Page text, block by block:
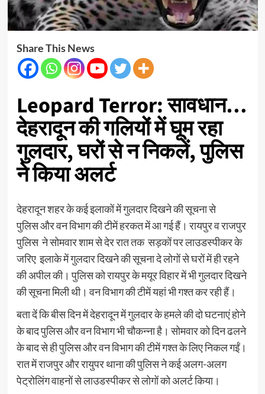
Share This News
Leopard Terror: सावधान…
देहरादून की गलियों में घूम रहा
गुलदार, घरों से न निकलें, पुलिस
ने किया अलर्ट
देहरादून शहर के कई इलाकों में गुलदार दिखने की सूचना से
पुलिस और वन विभाग की टीमें हरकत में आ गई हैं। रायपुर व राजपुर
पुलिस ने सोमवार शाम से देर रात तक सड़कों पर लाउडस्पीकर के
जरिए इलाके में गुलदार दिखने की सूचना दे लोगों से घरों में ही रहने
की अपील की। पुलिस को रायपुर के मयूर विहार में भी गुलदार दिखने
की सूचना मिली थी। वन विभाग की टीमें यहां भी गश्त कर रही हैं।
बता दें कि बीस दिन में देहरादून में गुलदार के हमले की दो घटनाएं होने
के बाद पुलिस और वन विभाग भी चौकन्ना है। सोमवार को दिन ढलने
के बाद से ही पुलिस और वन विभाग की टीमें गश्त के लिए निकल गईं।
रात में राजपुर और रायुपर थाना की पुलिस ने कई अलग-अलग
पेट्रोलिंग वाहनों से लाउडस्पीकर से लोगों को अलर्ट किया।